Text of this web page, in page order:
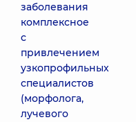
заболевания
комплексное
с
привлечением
узкопрофильных
специалистов
(морфолога,
лучевого